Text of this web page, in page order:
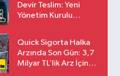
Devir Teslim: Yeni
Yönetim Kurulu
Quick Sigorta Halka
Arzında Son Gün: 3,7
Milyar TL’lik Arz İçin